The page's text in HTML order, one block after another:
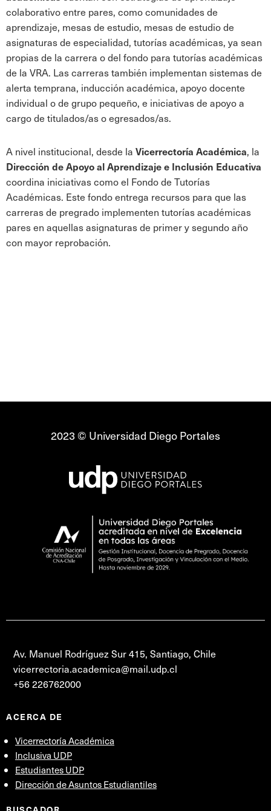
colaborativo entre pares, como comunidades de
aprendizaje, mesas de estudio, mesas de estudio de
asignaturas de especialidad, tutorías académicas, ya sean
propias de la carrera o del fondo para tutorías académicas
de la VRA. Las carreras también implementan sistemas de
alerta temprana, inducción académica, apoyo docente
individual o de grupo pequeño, e iniciativas de apoyo a
cargo de titulados/as o egresados/as.
A nivel institucional, desde la Vicerrectoría Académica, la
Dirección de Apoyo al Aprendizaje e Inclusión Educativa
coordina iniciativas como el Fondo de Tutorías
Académicas. Este fondo entrega recursos para que las
carreras de pregrado implementen tutorías académicas
pares en aquellas asignaturas de primer y segundo año
con mayor reprobación.
2023 © Universidad Diego Portales
Av. Manuel Rodríguez Sur 415, Santiago, Chile
vicerrectoria.academica@mail.udp.cl
+56 226762000
ACERCA DE
Vicerrectoría Académica
Inclusiva UDP
Estudiantes UDP
Dirección de Asuntos Estudiantiles